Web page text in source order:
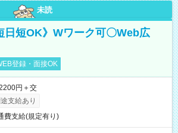
未読
日短OK》Wワーク可〇Web広
登録・面接OK
円＋交
支給あり
費支給(規定有り)